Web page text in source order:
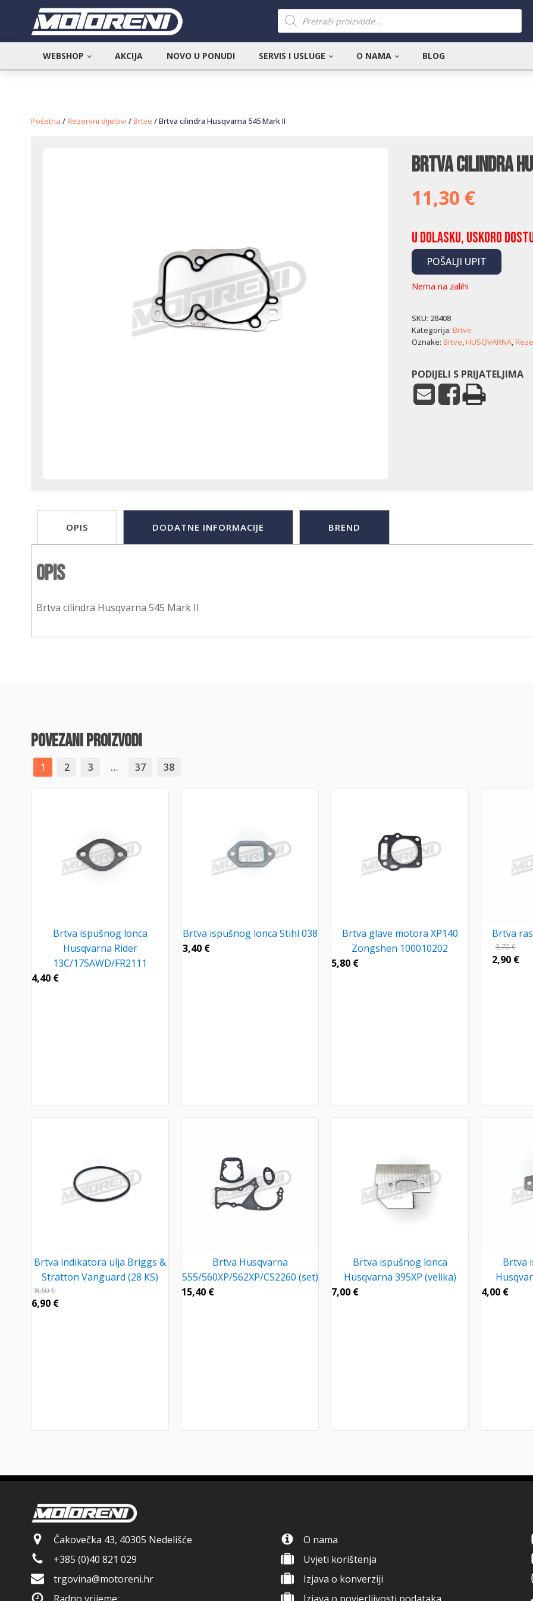
Products
search
WEBSHOP AKCIJA NOVO U PONUDI SERVIS I USLUGE O NAMA BLOG
Početna /Rezervni dijelovi /Brtve / Brtva cilindra Husqvarna 545 Mark II
Brtva cilindra
11,30 €
U dolasku, uskoro
POŠALJI UPIT
Nema na zalihi
SKU: 28408
Kategorija: Brtve
Oznake: Brtve,HUSQVARNA,
PODIJELI S PRIJATELJIMA
OPIS DODATNE INFORMACIJE BREND
Opis
Brtva cilindra Husqvarna 545 Mark II
povezani proizvodi
1 2 3 … 37 38
Brtva ispušnog lonca
Husqvarna Rider
13C/175AWD/FR2111
4,40 €
Brtva ispušnog lonca Stihl 038
3,40 €
Brtva glave motora XP140
Zongshen 100010202
5,80 €
Brtva
3,70€
2,90 €
Brtva indikatora ulja Briggs &
Stratton Vanguard (28 KS)
8,60€
6,90 €
Brtva Husqvarna
555/560XP/562XP/CS2260 (set)
15,40 €
Brtva ispušnog lonca
Husqvarna 395XP (velika)
7,00 €
Brtva
4,00 €
Čakovečka 43, 40305 Nedelišće
+385 (0)40 821 029
trgovina@motoreni.hr
O nama
Uvjeti korištenja
Izjava o konverziji